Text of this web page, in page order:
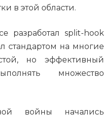
в этой области.
разработал split-hook
стандартом на многие
но эффективный
множество
войны начались